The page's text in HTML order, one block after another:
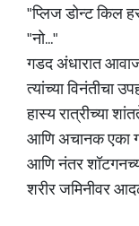
"प्लिज डोन्ट किल
"नो..."
गडद अंधारात
त्यांच्या विनंतीचा
हास्य रात्रीच्या
आणि अचानक एका
आणि नंतर
शरीर जमिनीवर